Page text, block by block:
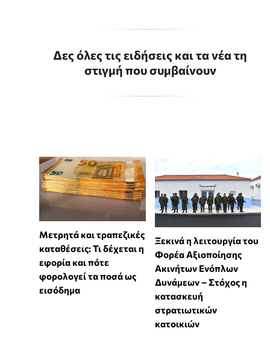
Δες όλες τις ειδήσεις και τα νέα τη
στιγμή που συμβαίνουν
Μετρητά και τραπεζικές
καταθέσεις: Τι δέχεται η
εφορία και πότε
φορολογεί τα ποσά ως
εισόδημα
Ξεκινά η λειτουργία του
Φορέα Αξιοποίησης
Ακινήτων Ενόπλων
Δυνάμεων – Στόχος η
κατασκευή
στρατιωτικών
κατοικιών